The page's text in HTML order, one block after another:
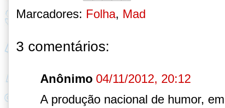
Marcadores: Folha, Mad
3 comentários:
Anônimo 04/11/2012, 20:12
A produção nacional de humor,